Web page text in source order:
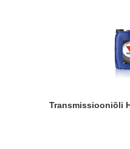
Transmissiooniõli